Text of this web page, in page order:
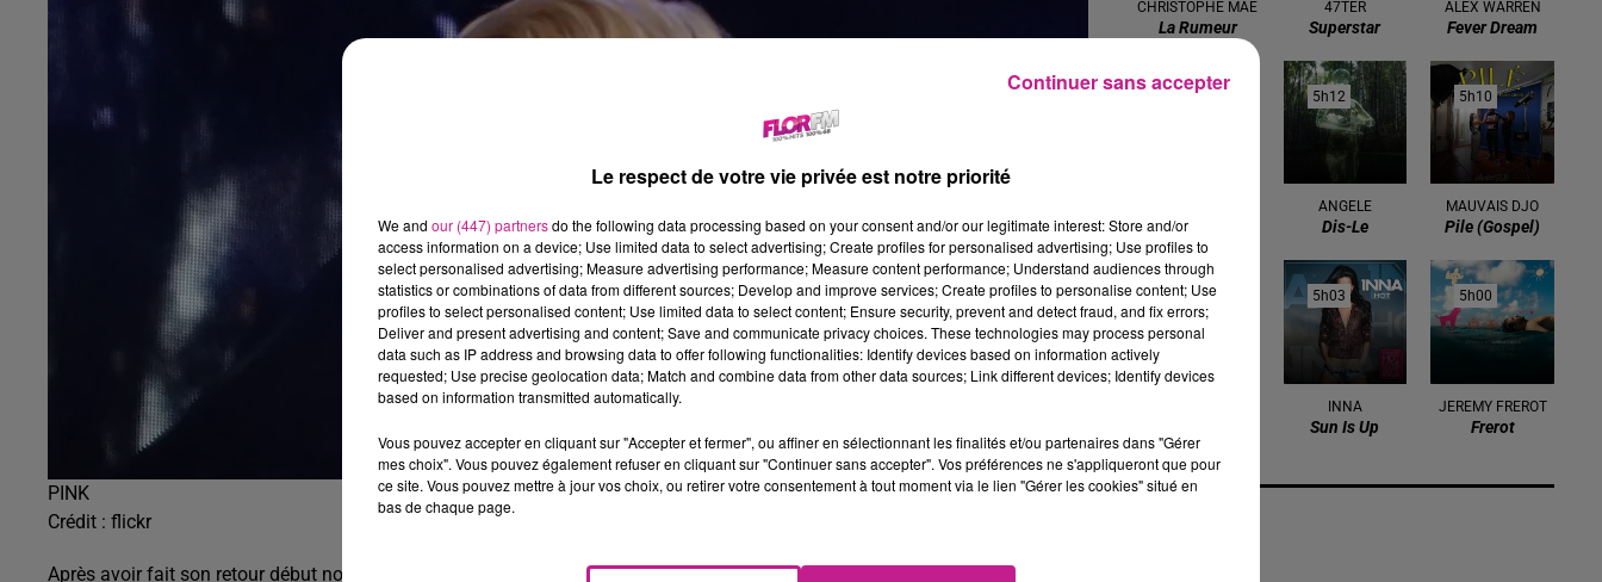
PINK
Crédit : flickr
Après avoir fait son retour début novembre avec son titre “ Never Gonna Not Dance Again”, Pink nous annonce son nouvel
CHRISTOPHE MAE
La Rumeur
47TER
Superstar
ALEX WARREN
Fever Dream
5h17
5h17
Summer
5h12
5h12
ANGELE
Dis-Le
5h10
5h10
MAUVAIS DJO
Pile (gospel)
5h07
5h07 5h03
5h03
INNA
Sun Is Up
5h00
5h00
JEREMY FREROT
Frerot
Le respect de votre vie privée est notre priorité
We and our (447) partnersdo the following data processing based on your consent and/or our legitimate interest: Store and/or
access information on a device; Use limited data to select advertising; Create profiles for personalised advertising; Use profiles to
select personalised advertising; Measure advertising performance; Measure content performance; Understand audiences through
statistics or combinations of data from different sources; Develop and improve services; Create profiles to personalise content; Use
profiles to select personalised content; Use limited data to select content; Ensure security, prevent and detect fraud, and fix errors;
Deliver and present advertising and content; Save and communicate privacy choices. These technologies may process personal
data such as IP address and browsing data to offer following functionalities: Identify devices based on information actively
requested; Use precise geolocation data; Match and combine data from other data sources; Link different devices; Identify devices
based on information transmitted automatically.
Vous pouvez accepter en cliquant sur "Accepter et fermer", ou affiner en sélectionnant les finalités et/ou partenaires dans "Gérer
mes choix". Vous pouvez également refuser en cliquant sur "Continuer sans accepter". Vos préférences ne s'appliqueront que pour
ce site. Vous pouvez mettre à jour vos choix, ou retirer votre consentement à tout moment via le lien "Gérer les cookies" situé en
bas de chaque page.
Continuer sans accepter